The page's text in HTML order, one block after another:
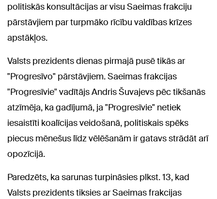
politiskās konsultācijas ar visu Saeimas frakciju
pārstāvjiem par turpmāko rīcību valdības krīzes
apstākļos.
Valsts prezidents dienas pirmajā pusē tikās ar
"Progresīvo" pārstāvjiem. Saeimas frakcijas
"Progresīvie" vadītājs Andris Šuvajevs pēc tikšanās
atzīmēja, ka gadījumā, ja "Progresīvie" netiek
iesaistīti koalīcijas veidošanā, politiskais spēks
piecus mēnešus līdz vēlēšanām ir gatavs strādāt arī
opozīcijā.
Paredzēts, ka sarunas turpināsies plkst. 13, kad
Valsts prezidents tiksies ar Saeimas frakcijas